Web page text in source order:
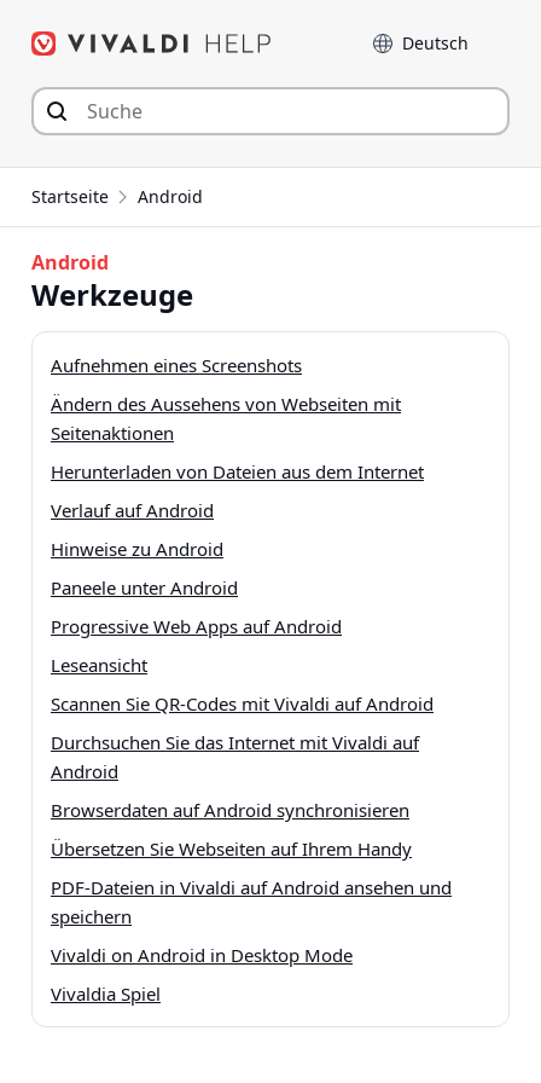
Inhalt
Sprache
Startseite Android
Android
Werkzeuge
Aufnehmen eines Screenshots
Ändern des Aussehens von Webseiten mit
Seitenaktionen
Herunterladen von Dateien aus dem Internet
Verlauf auf Android
Hinweise zu Android
Paneele unter Android
Progressive Web Apps auf Android
Leseansicht
Scannen Sie QR-Codes mit Vivaldi auf Android
Durchsuchen Sie das Internet mit Vivaldi auf
Android
Browserdaten auf Android synchronisieren
Übersetzen Sie Webseiten auf Ihrem Handy
PDF-Dateien in Vivaldi auf Android ansehen und
speichern
Vivaldi on Android in Desktop Mode
Vivaldia Spiel